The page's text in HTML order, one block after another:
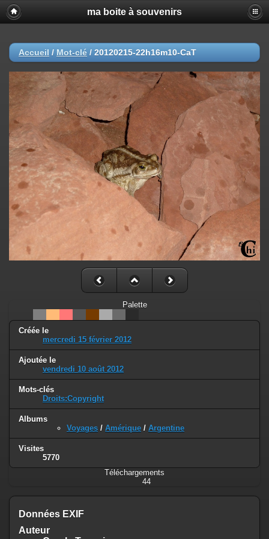
ma boite à souvenirs
Accueil / Mot-clé / 20120215-22h16m10-CaT
Palette
Créée le
mercredi 15 février 2012
Ajoutée le
vendredi 10 août 2012
Mots-clés
Droits:Copyright
Albums
Voyages / Amérique / Argentine
Visites
5770
Téléchargements
44
Données EXIF
Auteur